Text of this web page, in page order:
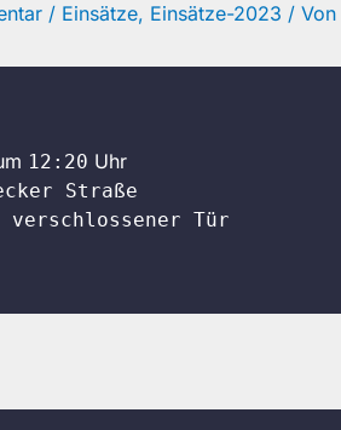
/ Einsätze, Einsätze-2023 / Von
12:20 Uhr
Straße
Tür